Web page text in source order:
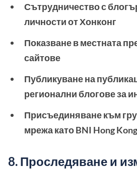
Сътрудничество с
личности от Хонконг
Показване в местната
сайтове
Публикуване на
регионални блогове за
Присъединяване към
мрежа като BNI Hong
8. Проследяване и